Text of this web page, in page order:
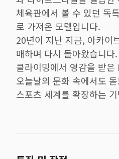
체육관에서 볼 수 있던 독
로 가져온 모델입니다.
20년이 지난 지금, 아카이
매하며 다시 돌아왔습니다.
클라이밍에서 영감을 받
오늘날의 문화 속에서도
스포츠 세계를 확장하는